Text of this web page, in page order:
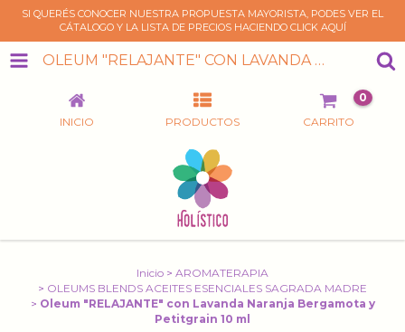
SI QUERÉS CONOCER NUESTRA PROPUESTA MAYORISTA, PODES VER EL
CÁTALOGO Y LA LISTA DE PRECIOS HACIENDO CLICK AQUÍ
OLEUM "RELAJANTE" CON LAVANDA NARANJA BERGAMOTA Y PETITGRAIN 10 ML
INICIO PRODUCTOS CARRITO
0
Inicio > AROMATERAPIA
> OLEUMS BLENDS ACEITES ESENCIALES SAGRADA MADRE
> Oleum "RELAJANTE" con Lavanda Naranja Bergamota y
Petitgrain 10 ml